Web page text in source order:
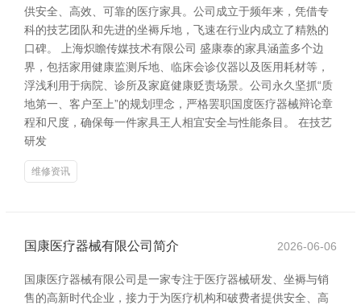
供安全、高效、可靠的医疗家具。公司成立于频年来，凭借专
科的技艺团队和先进的坐褥斥地，飞速在行业内成立了精熟的
口碑。 上海炽瞻传媒技术有限公司 盛康泰的家具涵盖多个边
界，包括家用健康监测斥地、临床会诊仪器以及医用耗材等，
浮浅利用于病院、诊所及家庭健康贬责场景。公司永久坚抓“质
地第一、客户至上”的规划理念，严格罢职国度医疗器械辩论章
程和尺度，确保每一件家具王人相宜安全与性能条目。 在技艺
研发
维修资讯
国康医疗器械有限公司简介 2026-06-06
国康医疗器械有限公司是一家专注于医疗器械研发、坐褥与销
售的高新时代企业，接力于为医疗机构和破费者提供安全、高